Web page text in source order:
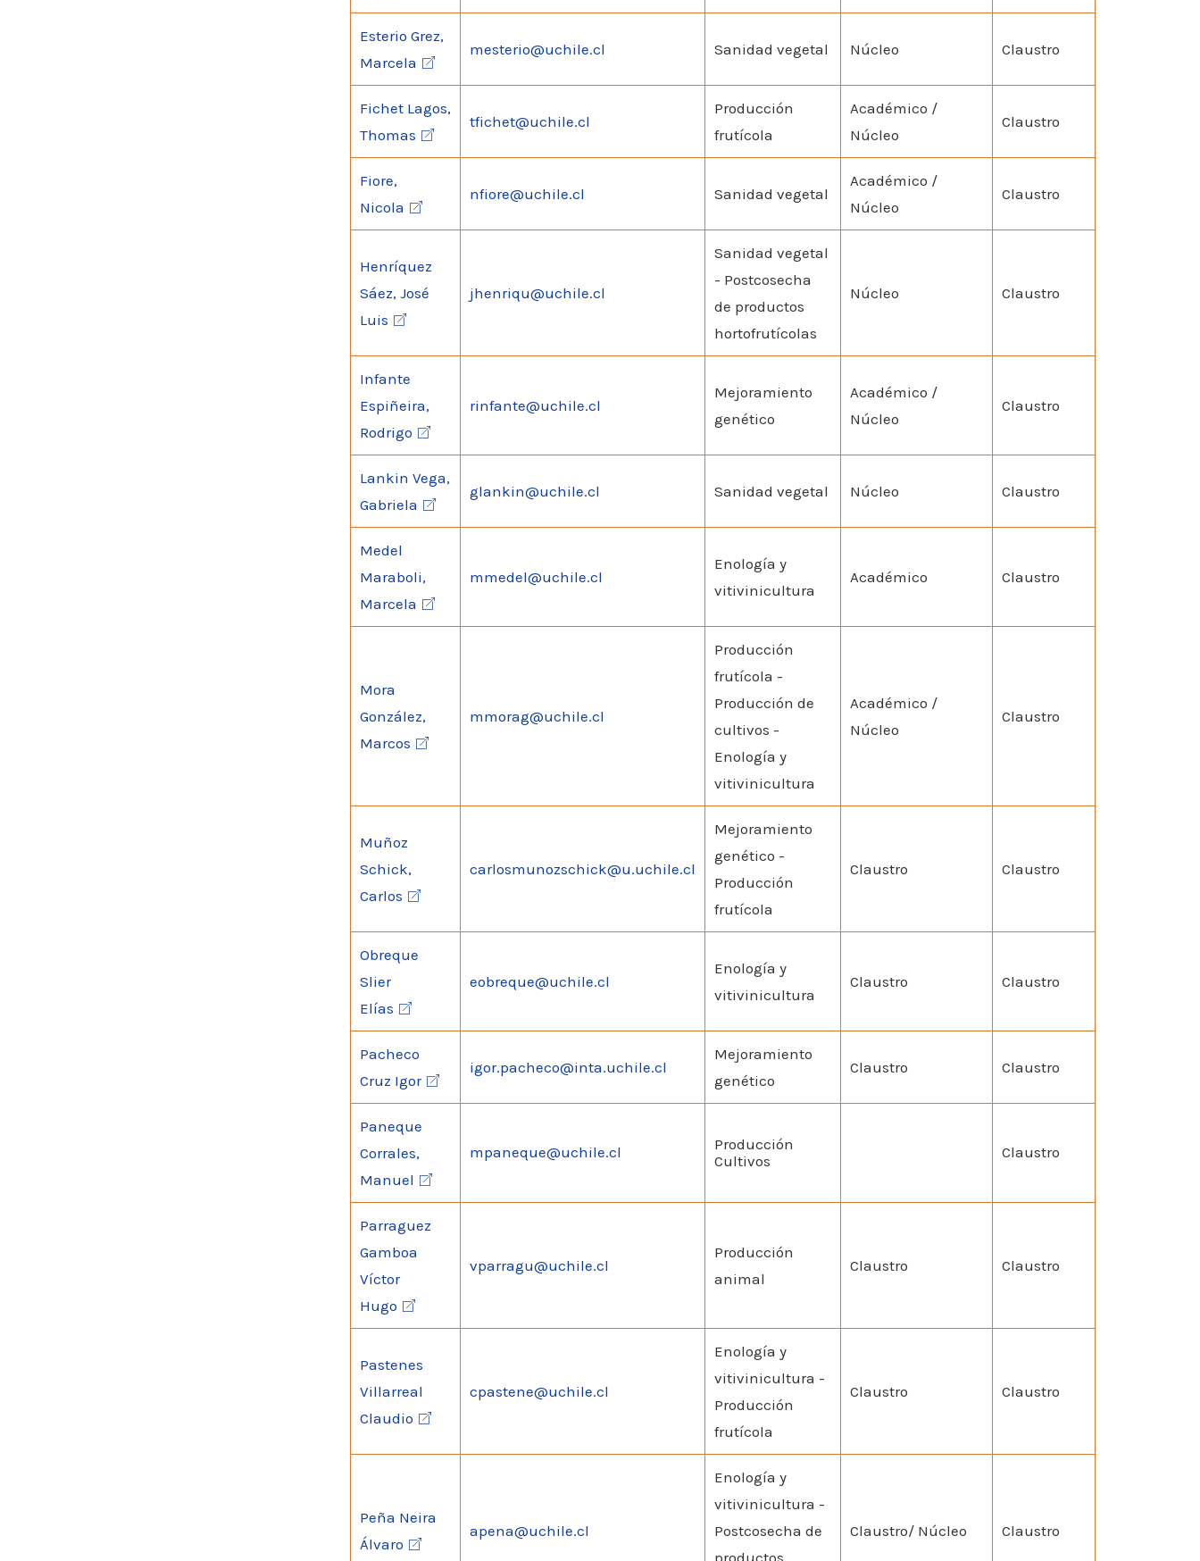
Esterio Grez,
Marcela
mesterio@uchile.cl Sanidad vegetal Núcleo Claustro
Fichet Lagos,
Thomas
tfichet@uchile.cl
Producción
frutícola
Académico /
Núcleo
Claustro
Fiore,
Nicola
nfiore@uchile.cl Sanidad vegetal
Académico /
Núcleo
Claustro
Henríquez
Sáez, José
Luis
jhenriqu@uchile.cl
Sanidad vegetal
- Postcosecha
de productos
hortofrutícolas
Núcleo Claustro
Infante
Espiñeira,
Rodrigo
rinfante@uchile.cl
Mejoramiento
genético
Académico /
Núcleo
Claustro
Lankin Vega,
Gabriela
glankin@uchile.cl Sanidad vegetal Núcleo Claustro
Medel
Maraboli,
Marcela
mmedel@uchile.cl
Enología y
vitivinicultura
Académico Claustro
Mora
González,
Marcos
mmorag@uchile.cl
Producción
frutícola -
Producción de
cultivos -
Enología y
vitivinicultura
Académico /
Núcleo
Claustro
Muñoz
Schick,
Carlos
carlosmunozschick@u.uchile.cl
Mejoramiento
genético -
Producción
frutícola
Claustro Claustro
Obreque
Slier
Elías
eobreque@uchile.cl
Enología y
vitivinicultura
Claustro Claustro
Pacheco
Cruz Igor
igor.pacheco@inta.uchile.cl
Mejoramiento
genético
Claustro Claustro
Paneque
Corrales,
Manuel
mpaneque@uchile.cl
Producción
Cultivos
Claustro
Parraguez
Gamboa
Víctor
Hugo
vparragu@uchile.cl
Producción
animal
Claustro Claustro
Pastenes
Villarreal
Claudio
cpastene@uchile.cl
Enología y
vitivinicultura -
Producción
frutícola
Claustro Claustro
Peña Neira
Álvaro
apena@uchile.cl
Enología y
vitivinicultura -
Postcosecha de
productos
Claustro/ Núcleo Claustro